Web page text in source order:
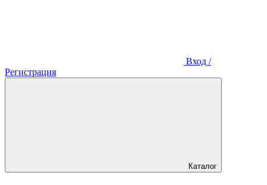
Вход /
Регистрация
Каталог